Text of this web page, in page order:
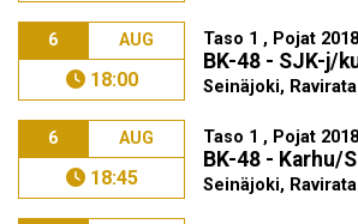
6 AUG
18:00
Taso 1 , Pojat 2018
BK-48 - SJK-j/
Seinäjoki, Ravirata
6 AUG
18:45
Taso 1 , Pojat 2018
BK-48 - Karhu/
Seinäjoki, Ravirata